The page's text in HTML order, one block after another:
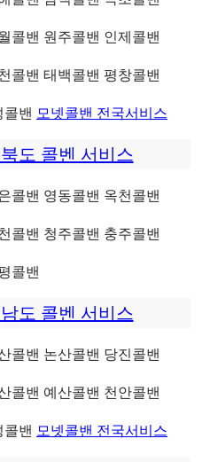
콜밴 원주콜밴 인제콜밴
콜밴 태백콜밴 평창콜밴
밴 모넷콜밴 전국서비스
도 콜벤 서비스
콜밴 영동콜밴 옥천콜밴
콜밴 청주콜밴 충주콜밴
콜밴
도 콜벤 서비스
콜밴 논산콜밴 당진콜밴
콜밴 예산콜밴 천안콜밴
밴 모넷콜밴 전국서비스